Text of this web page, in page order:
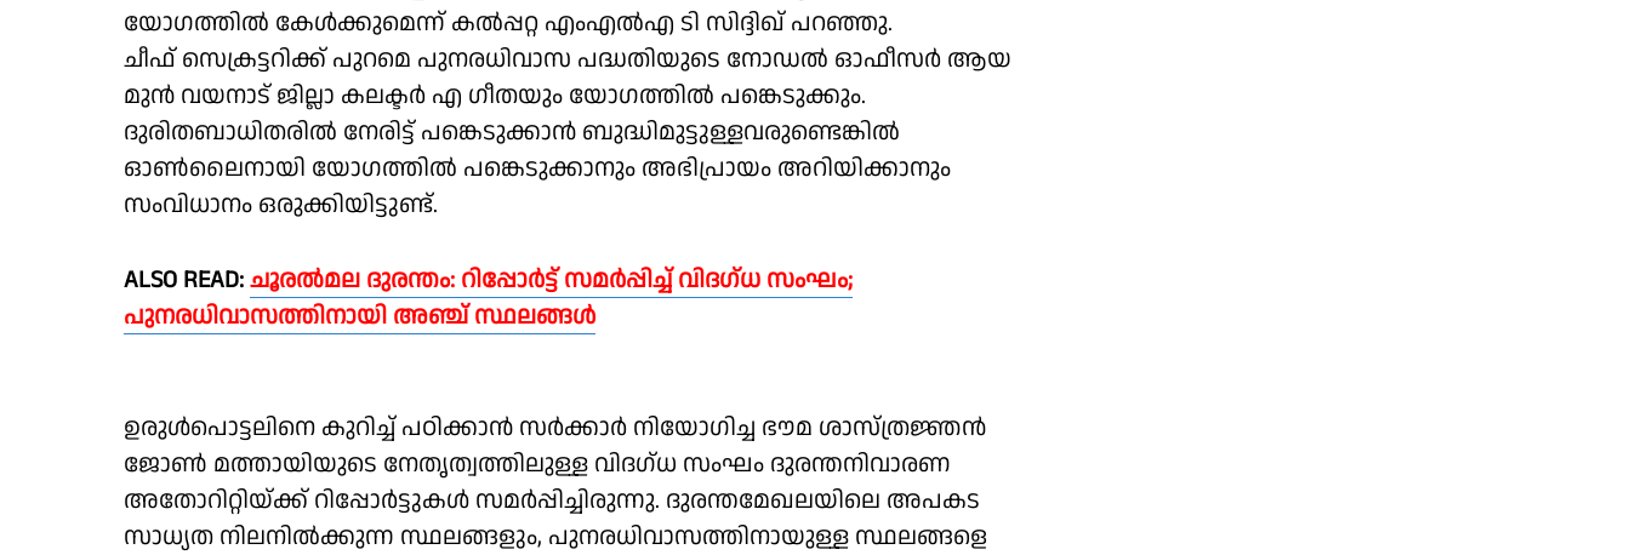
യോഗത്തില്‍ കേള്‍ക്കുമെന്ന് കല്‍പ്പറ്റ എംഎല്‍എ ടി സിദ്ദിഖ് പറഞ്ഞു.
ചീഫ് സെക്രട്ടറിക്ക് പുറമെ പുനരധിവാസ പദ്ധതിയുടെ നോഡൽ ഓഫീസർ ആയ
മുൻ വയനാട് ജില്ലാ കലക്ടർ എ ഗീതയും യോഗത്തിൽ പങ്കെടുക്കും.
ദുരിതബാധിതരിൽ നേരിട്ട് പങ്കെടുക്കാൻ ബുദ്ധിമുട്ടുള്ളവരുണ്ടെങ്കിൽ
ഓൺലൈനായി യോഗത്തിൽ പങ്കെടുക്കാനും അഭിപ്രായം അറിയിക്കാനും
സംവിധാനം ഒരുക്കിയിട്ടുണ്ട്.
ALSO READ:ചൂരൽമല ദുരന്തം: റിപ്പോർട്ട് സമർപ്പിച്ച് വിദഗ്ധ സംഘം;
പുനരധിവാസത്തിനായി അഞ്ച് സ്ഥലങ്ങള്‍
ഉരുൾപൊട്ടലിനെ കുറിച്ച് പഠിക്കാന്‍ സർക്കാർ നിയോഗിച്ച ഭൗമ ശാസ്ത്രജ്ഞന്‍
ജോൺ മത്തായിയുടെ നേതൃത്വത്തിലുള്ള വിദഗ്ധ സംഘം ദുരന്തനിവാരണ
അതോറിറ്റിയ്ക്ക് റിപ്പോർട്ടുകൾ സമർപ്പിച്ചിരുന്നു. ദുരന്തമേഖലയിലെ അപകട
സാധ്യത നിലനിൽക്കുന്ന സ്ഥലങ്ങളും, പുനരധിവാസത്തിനായുള്ള സ്ഥലങ്ങളെ